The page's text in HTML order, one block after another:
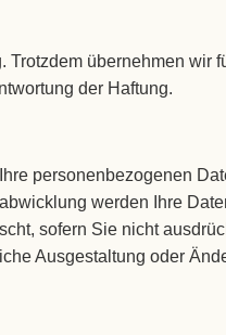
übernehmen wir
der Haftung.
personenbezogenen
werden Ihre
sofern Sie nicht
Ausgestaltung oder